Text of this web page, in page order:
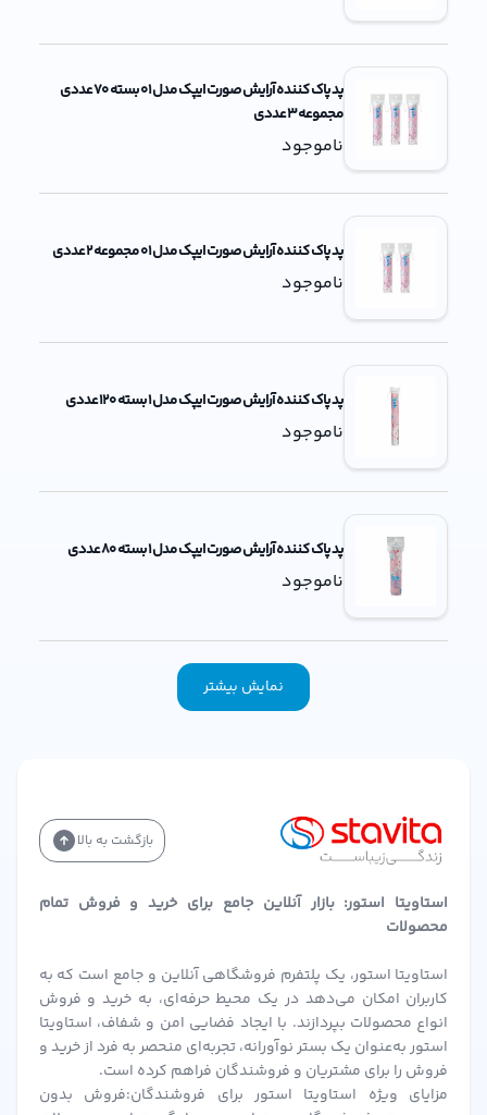
پد پاک کننده آرایش صورت ایپک مدل 01 بسته 70 عددی
مجموعه 3 عددی
ناموجود
پد پاک کننده آرایش صورت ایپک مدل 01 مجموعه 2 عددی
ناموجود
پد پاک کننده آرایش صورت ایپک مدل 1 بسته 120 عددی
ناموجود
پد پاک کننده آرایش صورت ایپک مدل 1 بسته 80 عددی
ناموجود
نمایش بیشتر
بازگشت به بالا
استاویتا استور: بازار آنلاین جامع برای خرید و فروش تمام
محصولات
استاویتا استور، یک پلتفرم فروشگاهی آنلاین و جامع است که به
کاربران امکان می‌دهد در یک محیط حرفه‌ای، به خرید و فروش
انواع محصولات بپردازند. با ایجاد فضایی امن و شفاف، استاویتا
استور به‌عنوان یک بستر نوآورانه، تجربه‌ای منحصر به فرد از خرید و
فروش را برای مشتریان و فروشندگان فراهم کرده است.
مزایای ویژه استاویتا استور برای فروشندگان:فروش بدون